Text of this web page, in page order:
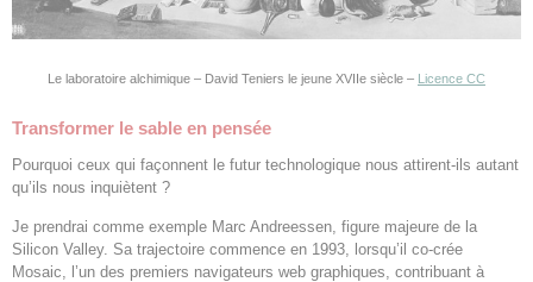
Le laboratoire alchimique – David Teniers le jeune XVIIe siècle – Licence CC
Transformer le sable en pensée
Pourquoi ceux qui façonnent le futur technologique nous attirent-ils autant
qu’ils nous inquiètent ?
Je prendrai comme exemple Marc Andreessen, figure majeure de la
Silicon Valley. Sa trajectoire commence en 1993, lorsqu’il co-crée
Mosaic, l’un des premiers navigateurs web graphiques, contribuant à